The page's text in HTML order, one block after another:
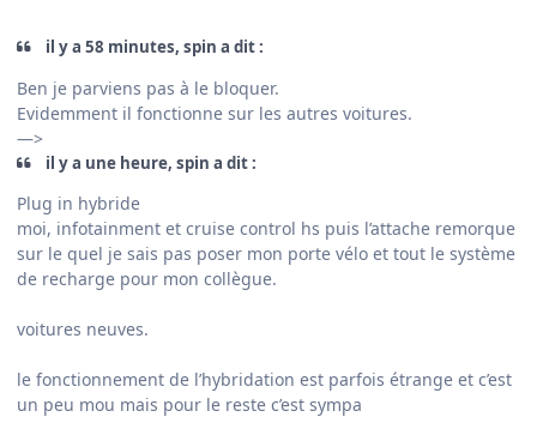
il y a 58 minutes, spin a dit :
Ben je parviens pas à le bloquer.
Evidemment il fonctionne sur les autres voitures.
—>
il y a une heure, spin a dit :
Plug in hybride
moi, infotainment et cruise control hs puis l’attache remorque
sur le quel je sais pas poser mon porte vélo et tout le système
de recharge pour mon collègue.
voitures neuves.
le fonctionnement de l’hybridation est parfois étrange et c’est
un peu mou mais pour le reste c’est sympa